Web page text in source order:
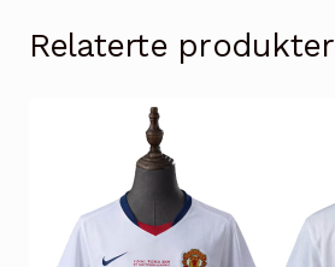
Relaterte produkter